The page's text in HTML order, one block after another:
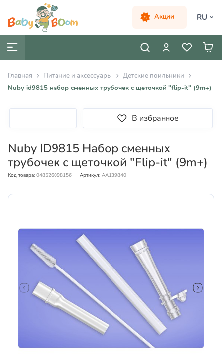
Акции RU
Главная Питание и аксессуары
Детские поильники
Nuby id9815 набор сменных трубочек с щеточкой "flip-it" (9m+)
В избранное
Nuby ID9815 Набор сменных
трубочек с щеточкой "Flip-it" (9m+)
Код товара: 048526098156 Артикул: AA139840